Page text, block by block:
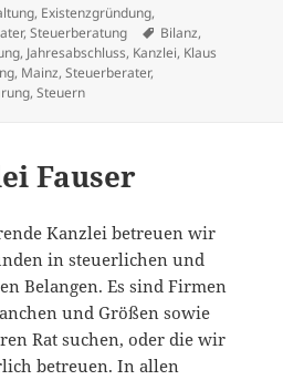
, Existenzgründung,
,Steuerberatung Tags
Bilanz,
, Jahresabschluss, Kanzlei, Klaus
, Mainz,Steuerberater,
,Steuern
Fauser
Kanzlei betreuen wir
in steuerlichen und
Belangen. Es sind Firmen
und Größen sowie
Rat suchen, oder die wir
betreuen. In allen